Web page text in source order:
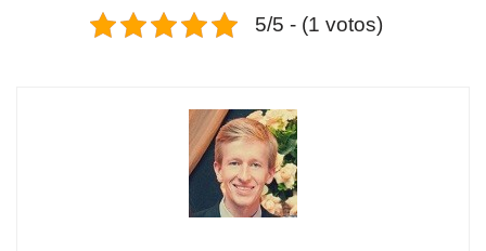
5/5 - (1 votos)